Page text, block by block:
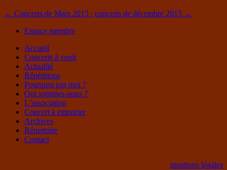
← Concerts de Mars 2015 : concerts de décembre 2015 →
Espace membre
Accueil
Concerts à venir
Actualité
Répétitions
Pourquoi pas moi ?
Qui sommes-nous ?
L’association
Concert à emporter
Archives
Répertoire
Contact
mentions légales